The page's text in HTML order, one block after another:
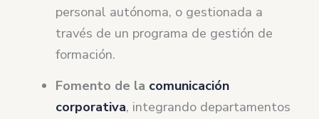
personal autónoma, o gestionada a
través de un programa de gestión de
formación.
Fomento de la comunicación
corporativa, integrando departamentos